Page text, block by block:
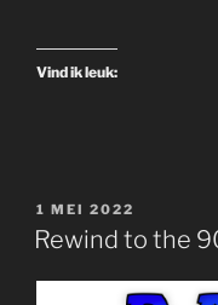
Vind ik leuk:
GEPLAATST
OP
1 MEI 2022
Rewind to the